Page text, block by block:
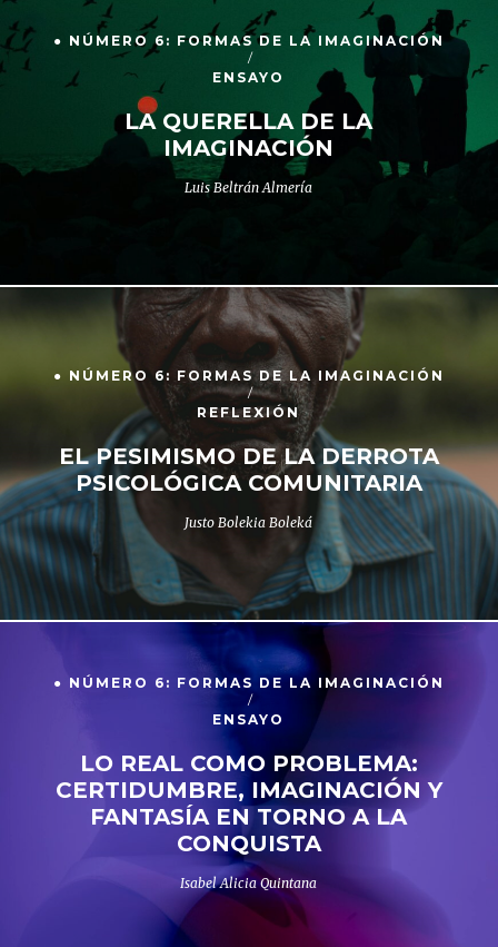
● NÚMERO 6: FORMAS DE LA IMAGINACIÓN
ENSAYO
LA QUERELLA DE LA
IMAGINACIÓN
Luis Beltrán Almería
● NÚMERO 6: FORMAS DE LA IMAGINACIÓN
REFLEXIÓN
EL PESIMISMO DE LA DERROTA
PSICOLÓGICA COMUNITARIA
Justo Bolekia Boleká
● NÚMERO 6: FORMAS DE LA IMAGINACIÓN
ENSAYO
LO REAL COMO PROBLEMA:
CERTIDUMBRE, IMAGINACIÓN Y
FANTASÍA EN TORNO A LA
CONQUISTA
Isabel Alicia Quintana